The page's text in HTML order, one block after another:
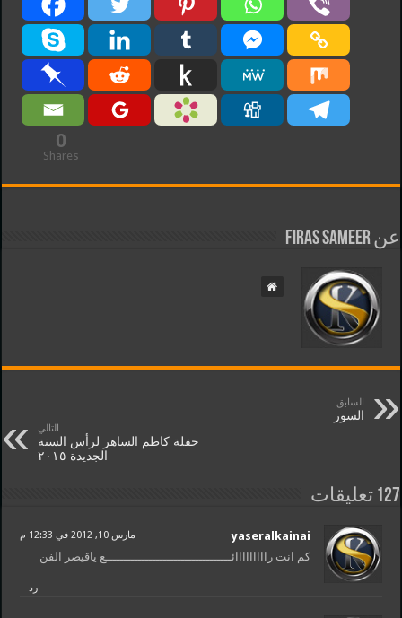
0
Shares
عن Firas Sameer
السابق
السور
التالي
حفلة كاظم الساهر لرأس السنة
الجديدة ٢٠١٥
127 تعليقات
yaseralkainai مارس 10, 2012 في 12:33 م
كم انت رااااااااائـــــــــــــــــــــــــــــــــــع ياقيصر الفن
رد